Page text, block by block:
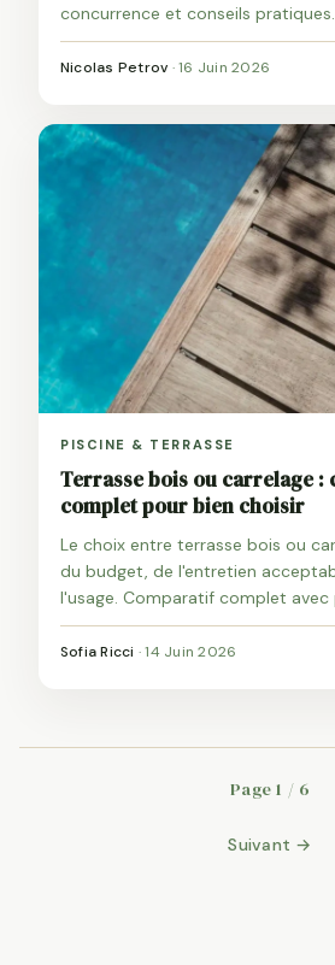
concurrence et conseils pratiques.
Nicolas Petrov ·16 Juin 2026
PISCINE & TERRASSE
Terrasse bois ou carrelage :
complet pour bien choisir
Le choix entre terrasse bois ou
du budget, de l'entretien
l'usage. Comparatif complet avec
coût sur 15 ans et
Sofia Ricci ·14 Juin 2026
Page 1 / 6
Suivant →